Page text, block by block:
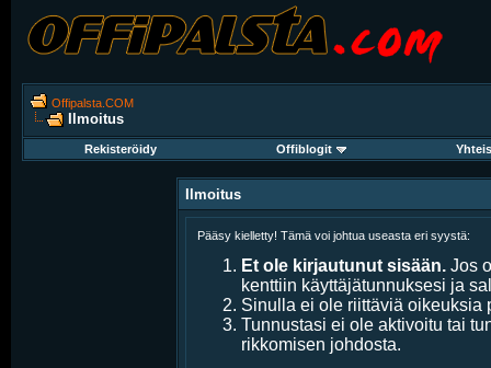
Offipalsta.COM
Ilmoitus
Rekisteröidy Offiblogit
Ilmoitus
Pääsy kielletty! Tämä voi johtua useasta eri syystä:
Et ole kirjautunut sisään. Jos
kenttiin käyttäjätunnuksesi ja
Sinulla ei ole riittäviä oikeuksia
Tunnustasi ei ole aktivoitu tai
rikkomisen johdosta.